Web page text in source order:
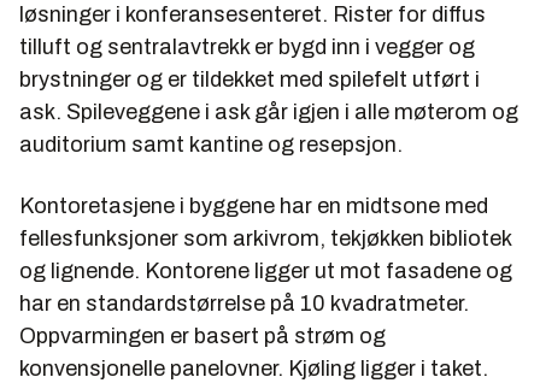
løsninger i konferansesenteret. Rister for diffus
tilluft og sentralavtrekk er bygd inn i vegger og
brystninger og er tildekket med spilefelt utført i
ask. Spileveggene i ask går igjen i alle møterom og
auditorium samt kantine og resepsjon.
Kontoretasjene i byggene har en midtsone med
fellesfunksjoner som arkivrom, tekjøkken bibliotek
og lignende. Kontorene ligger ut mot fasadene og
har en standardstørrelse på 10 kvadratmeter.
Oppvarmingen er basert på strøm og
konvensjonelle panelovner. Kjøling ligger i taket.